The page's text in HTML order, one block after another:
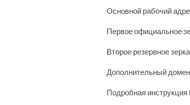
Основной рабочий
Первое официальное
Второе резервное
Дополнительный
Подробная